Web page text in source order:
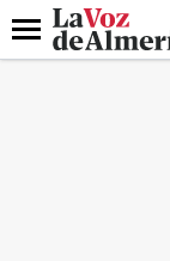
DESTACADO
Menú